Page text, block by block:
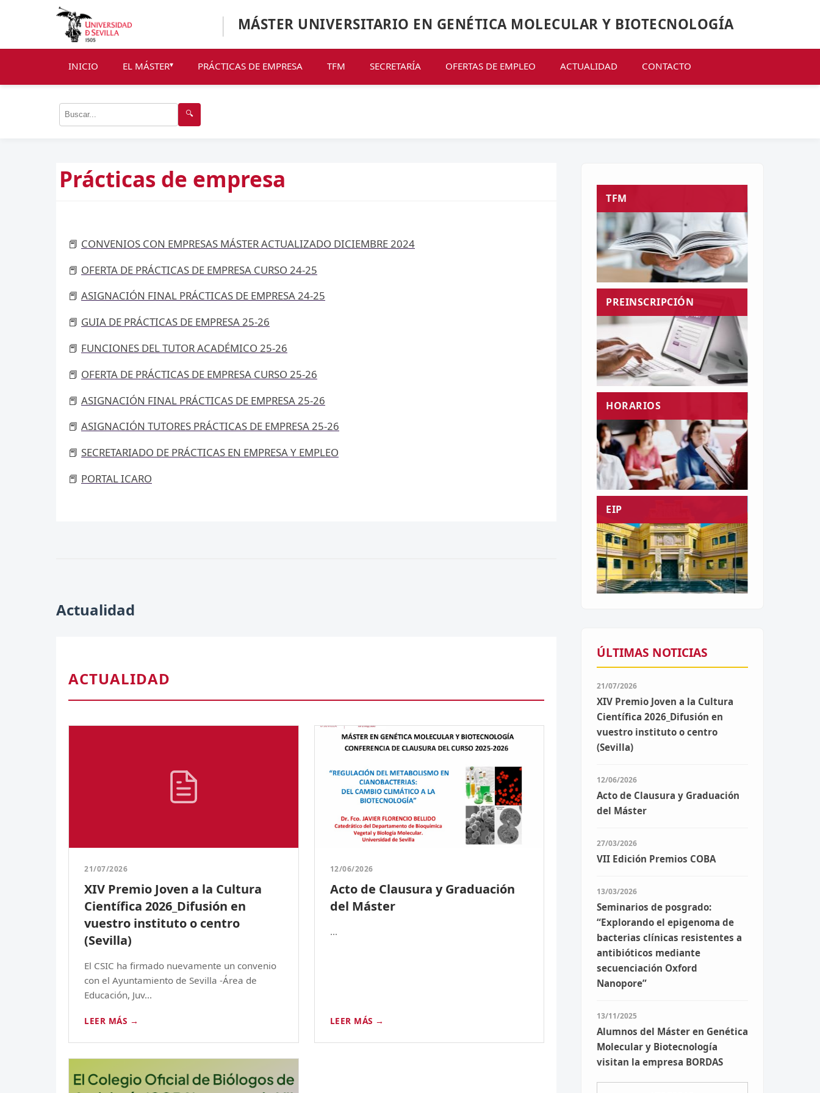
| MÁSTER UNIVERSITARIO EN GENÉTICA MOLECULAR Y BIOTECNOLOGÍA
INICIO EL MÁSTER PRÁCTICAS DE EMPRESA TFM SECRETARÍA OFERTAS DE EMPLEO ACTUALIDAD CONTACTO
🔍
Prácticas de empresa
📕 CONVENIOS CON EMPRESAS MÁSTER ACTUALIZADO DICIEMBRE 2024
📕 OFERTA DE PRÁCTICAS DE EMPRESA CURSO 24-25
📕 ASIGNACIÓN FINAL PRÁCTICAS DE EMPRESA 24-25
📕 GUIA DE PRÁCTICAS DE EMPRESA 25-26
📕 FUNCIONES DEL TUTOR ACADÉMICO 25-26
📕 OFERTA DE PRÁCTICAS DE EMPRESA CURSO 25-26
📕 ASIGNACIÓN FINAL PRÁCTICAS DE EMPRESA 25-26
📕 ASIGNACIÓN TUTORES PRÁCTICAS DE EMPRESA 25-26
📕 SECRETARIADO DE PRÁCTICAS EN EMPRESA Y EMPLEO
📕 PORTAL ICARO
Actualidad
ACTUALIDAD
21/07/2026
XIV Premio Joven a la Cultura
Científica 2026_Difusión en
vuestro instituto o centro
(Sevilla)
El CSIC ha firmado nuevamente un convenio
con el Ayuntamiento de Sevilla -Área de
Educación, Juv...
LEER MÁS →
12/06/2026
Acto de Clausura y Graduación
del Máster
...
LEER MÁS →
TFM
PREINSCRIPCIÓN
HORARIOS
EIP
ÚLTIMAS NOTICIAS
21/07/2026
XIV Premio Joven a la Cultura
Científica 2026_Difusión en
vuestro instituto o centro
(Sevilla)
12/06/2026
Acto de Clausura y Graduación
del Máster
27/03/2026
VII Edición Premios COBA
13/03/2026
Seminarios de posgrado:
“Explorando el epigenoma de
bacterias clínicas resistentes a
antibióticos mediante
secuenciación Oxford
Nanopore”
13/11/2025
Alumnos del Máster en Genética
Molecular y Biotecnología
visitan la empresa BORDAS